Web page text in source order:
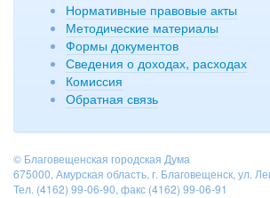
Нормативные правовые акты
Методические материалы
Формы документов
Сведения о доходах, расходах
Комиссия
Обратная связь
© Благовещенская городская Дума
675000, Амурская область, г. Благовещенск, ул.
Тел. (4162) 99-06-90, факс (4162) 99-06-91